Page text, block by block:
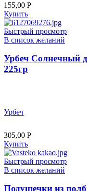
155,00 Р
Купить
Быстрый просмотр
В список желаний
Урбеч Солнечный
225гр
Урбеч
305,00 Р
Купить
Быстрый просмотр
В список желаний
Подушечки из